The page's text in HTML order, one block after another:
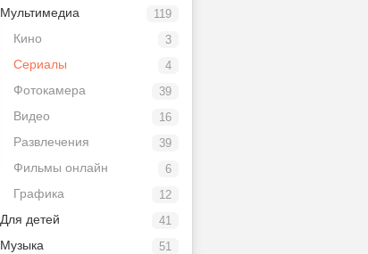
119
Мультимедиа
3
Кино
4
Сериалы
39
Фотокамера
16
Видео
39
Развлечения
6
Фильмы онлайн
12
Графика
41
Для детей
51
Музыка